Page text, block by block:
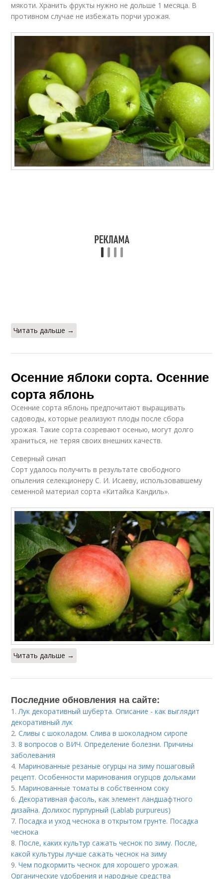
мякоти. Хранить фрукты нужно не дольше 1 месяца. В
противном случае не избежать порчи урожая.
Читать дальше →
Осенние яблоки сорта. Осенние
сорта яблонь
Осенние сорта яблонь предпочитают выращивать
садоводы, которые реализуют плоды после сбора
урожая. Такие сорта созревают осенью, могут долго
храниться, не теряя своих внешних качеств.
Северный синап
Сорт удалось получить в результате свободного
опыления селекционеру С. И. Исаеву, использовавшему
семенной материал сорта «Китайка Кандиль».
Читать дальше →
Последние обновления на сайте:
1.Лук декоративный шуберта. Описание - как выглядит
декоративный лук
2.Сливы с шоколадом. Слива в шоколадном сиропе
3.8 вопросов о ВИЧ. Определение болезни. Причины
заболевания
4. Маринованные резаные огурцы на зиму пошаговый
рецепт. Особенности маринования огурцов дольками
5. Маринованные томаты в собственном соку
6.Декоративная фасоль, как элемент ландшафтного
дизайна. Долихос пурпурный (Lablab purpureus)
7. Посадка и уход чеснока в открытом грунте. Посадка
чеснока
8. После, каких культур сажать чеснок по зиму. После,
какой культуры лучше сажать чеснок на зиму
9.Чем подкормить чеснок для хорошего урожая.
Органические удобрения и народные средства